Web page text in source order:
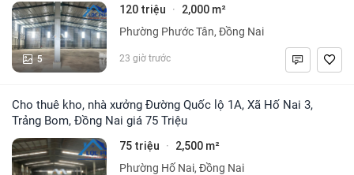
5
120 triệu · 2,000 m²
Phường Phước Tân, Đồng Nai
23 giờ trước
Cho thuê kho, nhà xưởng Đường Quốc lộ 1A, Xã Hố Nai 3,
Trảng Bom, Đồng Nai giá 75 Triệu
75 triệu · 2,500 m²
Phường Hố Nai, Đồng Nai